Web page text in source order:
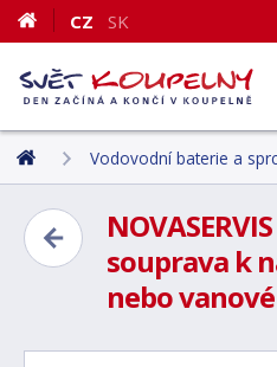
CZ SK
Vodovodní baterie a
souprava k
nebo